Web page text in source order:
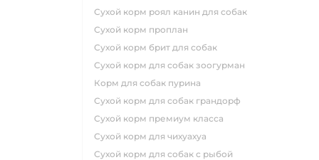
сухой корм роял канин для собак
сухой корм проплан
сухой корм брит для собак
сухой корм для собак зоогурман
корм для собак пурина
сухой корм для собак грандорф
сухой корм премиум класса
сухой корм для чихуахуа
сухой корм для собак с рыбой